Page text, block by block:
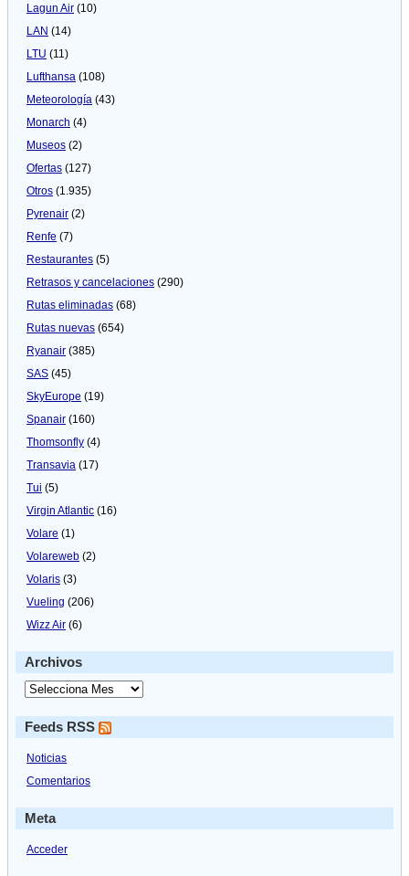
Lagun Air (10)
LAN (14)
LTU (11)
Lufthansa (108)
Meteorologí­a (43)
Monarch (4)
Museos (2)
Ofertas (127)
Otros (1.935)
Pyrenair (2)
Renfe (7)
Restaurantes (5)
Retrasos y cancelaciones (290)
Rutas eliminadas (68)
Rutas nuevas (654)
Ryanair (385)
SAS (45)
SkyEurope (19)
Spanair (160)
Thomsonfly (4)
Transavia (17)
Tui (5)
Virgin Atlantic (16)
Volare (1)
Volareweb (2)
Volaris (3)
Vueling (206)
Wizz Air (6)
Archivos
Feeds RSS
Noticias
Comentarios
Meta
Acceder